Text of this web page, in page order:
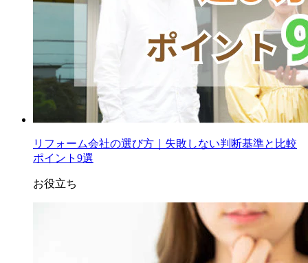
リフォーム会社の選び方｜失敗しない判断基準と比較
ポイント9選
お役立ち